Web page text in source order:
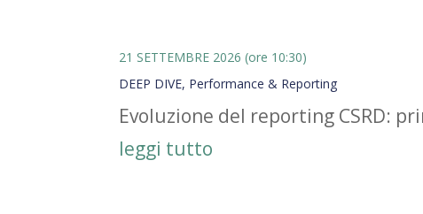
21 SETTEMBRE 2026 (ore 10:30)
DEEP DIVE, Performance & Reporting
Evoluzione del reporting CSRD:
leggi tutto